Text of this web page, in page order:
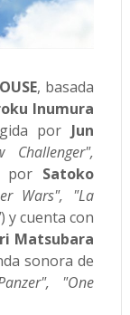
, basada
Inumura
por Jun
por Satoko
Wars", "La
) y cuenta con
Matsubara
sonora de
"One